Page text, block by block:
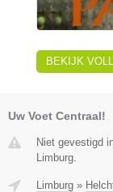
BEKIJK
Uw Voet Centraal!
Niet gevestigd
Limburg.
Limburg »